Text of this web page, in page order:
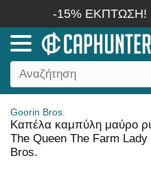
-15% ΕΚΠΤΩΣΗ!
Goorin Bros.
Καπέλα καμπύλη μαύρο
The Queen The Farm
Bros.